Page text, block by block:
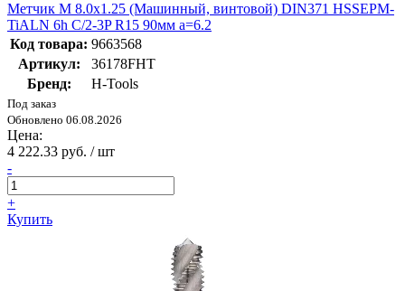
Метчик М 8.0х1.25 (Машинный, винтовой) DIN371 HSSEPM-
TiALN 6h C/2-3P R15 90мм a=6.2
Код товара: 9663568
Артикул:
36178FHT
Бренд:
H-Tools
Под заказ
Обновлено 06.08.2026
Цена:
4 222.33 руб. / шт
-
+
Купить